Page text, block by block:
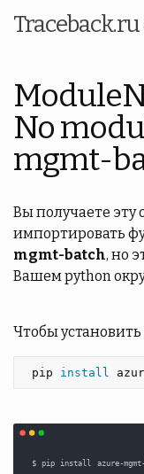
Traceback.ru
No
mgmt-
Вы получаете эту
импортировать
mgmt-batch, но
Вашем python
Чтобы
pip install